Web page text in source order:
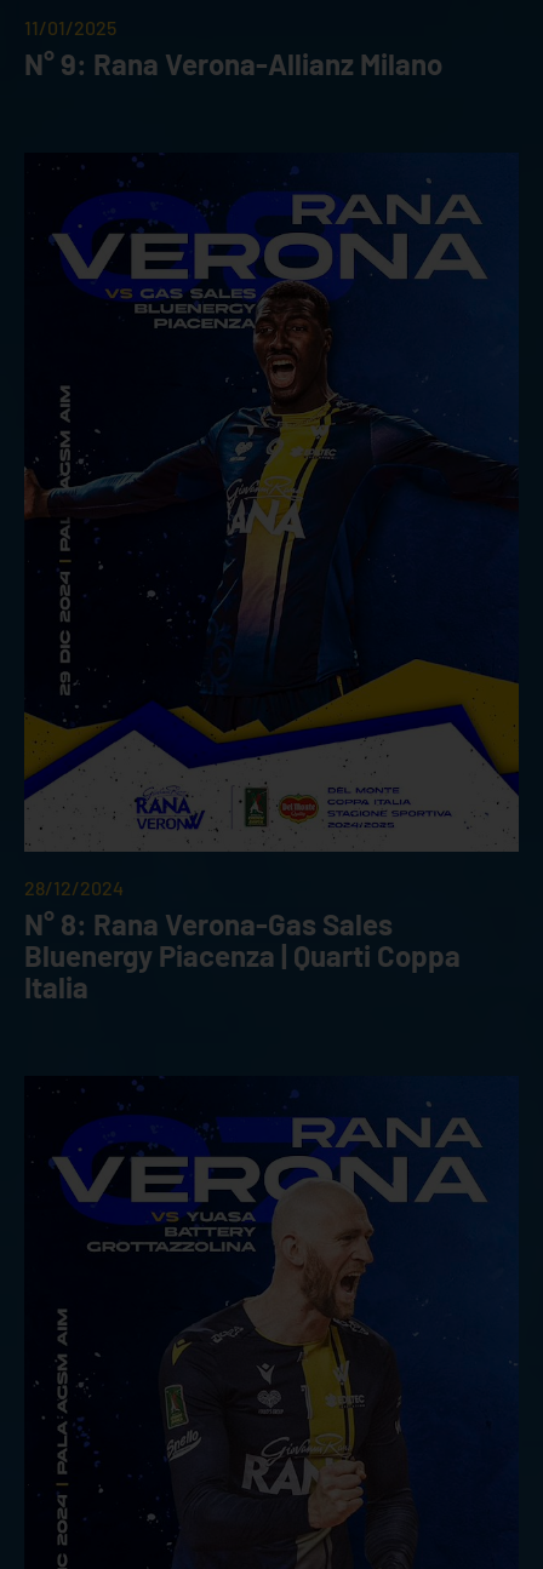
11/01/2025
N° 9: Rana Verona-Allianz Milano
28/12/2024
N° 8: Rana Verona-Gas Sales
Bluenergy Piacenza | Quarti Coppa
Italia